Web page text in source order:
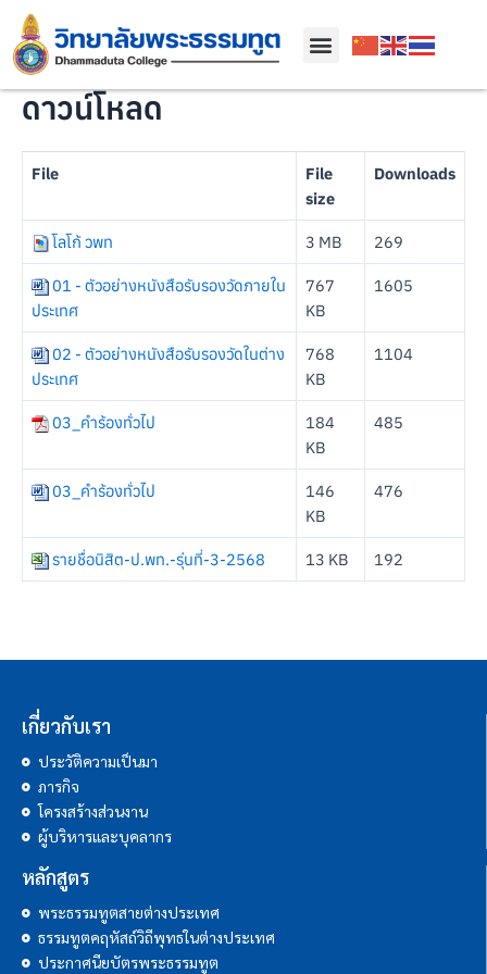
ดาวน์โหลด
File
File
size
Downloads
โลโก้ วพท 3 MB 269
01 - ตัวอย่างหนังสือรับรองวัดภายใน
ประเทศ
767
KB
1605
02 - ตัวอย่างหนังสือรับรองวัดในต่าง
ประเทศ
768
KB
1104
03_คำร้องทั่วไป
184
KB
485
03_คำร้องทั่วไป
146
KB
476
รายชื่อนิสิต-ป.พท.-รุ่นที่-3-2568 13 KB 192
เกี่ยวกับเรา
ประวัติความเป็นมา
ภารกิจ
โครงสร้างส่วนงาน
ผู้บริหารและบุคลากร
หลักสูตร
พระธรรมทูตสายต่างประเทศ
ธรรมทูตคฤหัสถ์วิถีพุทธในต่างประเทศ
ประกาศนียบัตรพระธรรมทูต